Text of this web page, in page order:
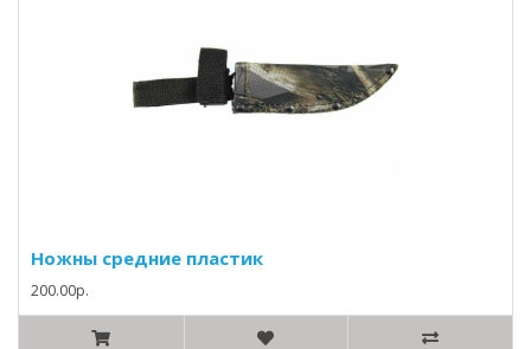
Ножны средние пластик
200.00р.